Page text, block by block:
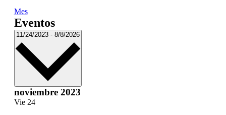
Mes
Eventos
11/24/2023 - 8/8/2026 Seleccionar
noviembre 2023
Vie 24